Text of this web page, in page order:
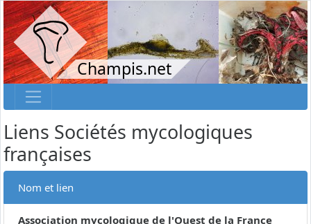
Champis.net
Liens Sociétés mycologiques
françaises
Nom et lien
Association mycologique de l'Ouest de la France